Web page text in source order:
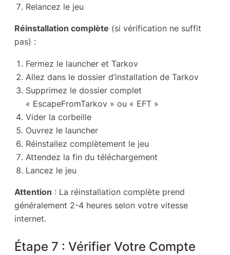
Relancez le jeu
Réinstallation complète (si vérification ne suffit
pas) :
Fermez le launcher et Tarkov
Allez dans le dossier d’installation de Tarkov
Supprimez le dossier complet
« EscapeFromTarkov » ou « EFT »
Vider la corbeille
Ouvrez le launcher
Réinstallez complètement le jeu
Attendez la fin du téléchargement
Lancez le jeu
Attention : La réinstallation complète prend
généralement 2-4 heures selon votre vitesse
internet.
Étape 7 : Vérifier Votre Compte